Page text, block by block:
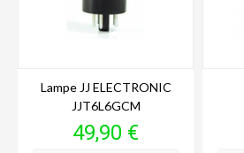
Lampe JJ ELECTRONIC
JJT6L6GCM
Prix
49,90 €